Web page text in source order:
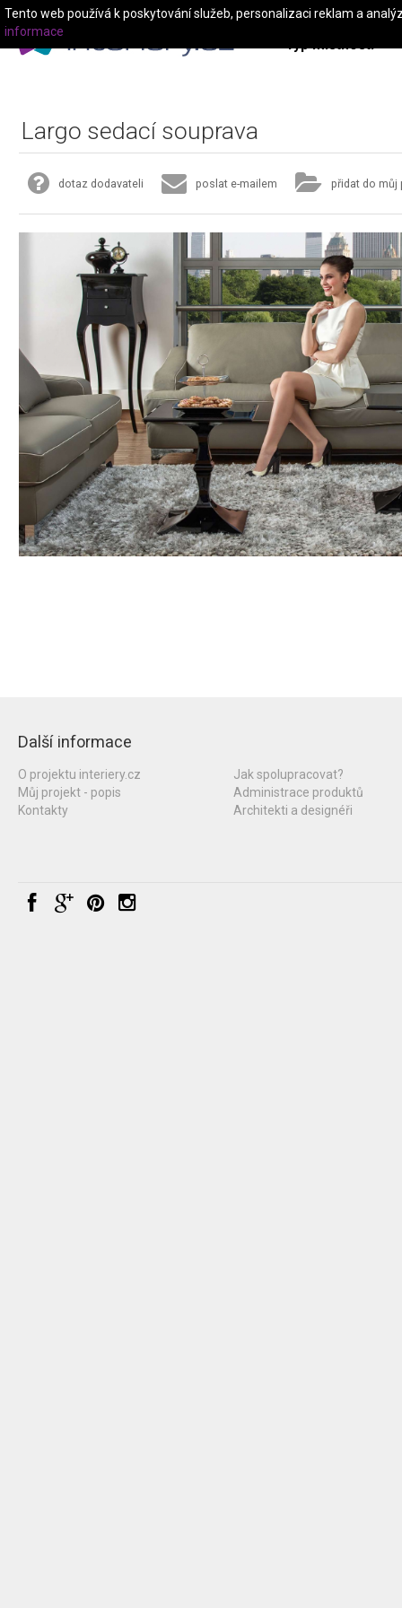
Typ místnosti
Largo sedací souprava
dotaz dodavateli poslat e-mailem přidat do můj
Další informace
O projektu interiery.cz
Můj projekt - popis
Kontakty
Jak spolupracovat?
Administrace produktů
Architekti a designéři
Tento web používá k poskytování služeb, personalizaci reklam a
informace